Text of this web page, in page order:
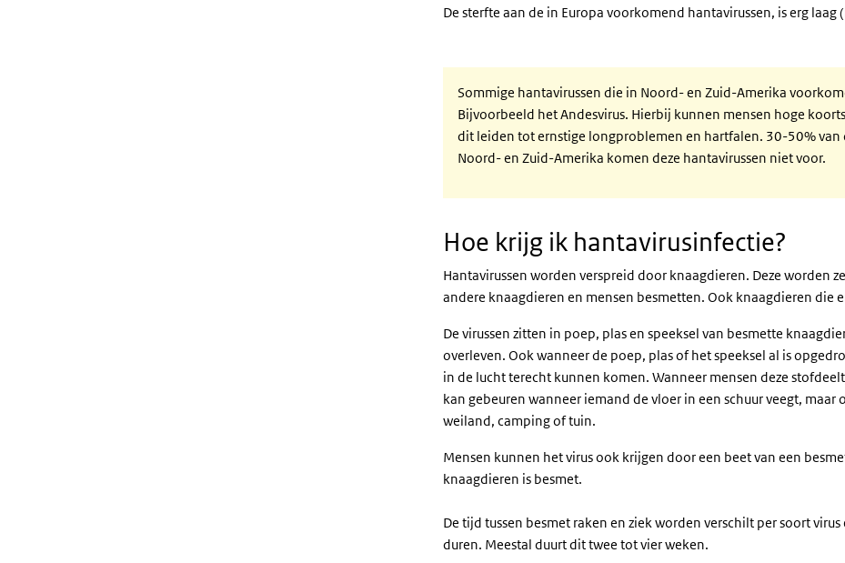
De sterfte aan de in Europa voorkomend hantavirussen, is erg laag
Sommige hantavirussen die in Noord- en Zuid-Amerika
Bijvoorbeeld het Andesvirus. Hierbij kunnen mensen hoge
dit leiden tot ernstige longproblemen en hartfalen. 30-50% van
Noord- en Zuid-Amerika komen deze hantavirussen niet voor.
Hoe krijg ik hantavirusinfectie?
Hantavirussen worden verspreid door knaagdieren. Deze worden
andere knaagdieren en mensen besmetten. Ook knaagdieren die
De virussen zitten in poep, plas en speeksel van besmette
overleven. Ook wanneer de poep, plas of het speeksel al is
in de lucht terecht kunnen komen. Wanneer mensen deze
kan gebeuren wanneer iemand de vloer in een schuur veegt,
weiland, camping of tuin.
Mensen kunnen het virus ook krijgen door een beet van een
knaagdieren is besmet.
De tijd tussen besmet raken en ziek worden verschilt per soort
duren. Meestal duurt dit twee tot vier weken.